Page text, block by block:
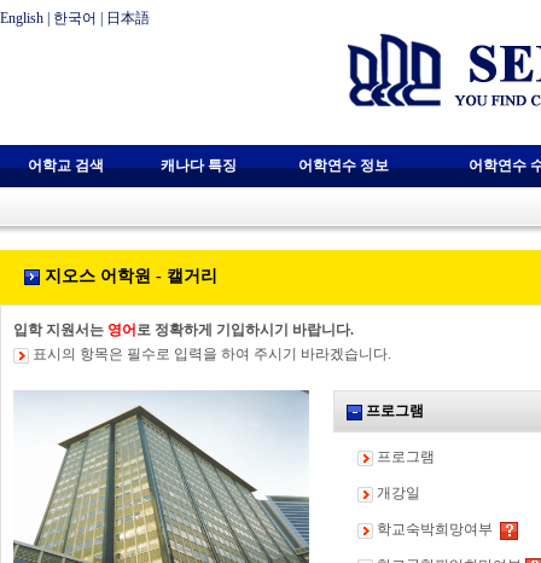
English 한국어 日本語
어학교 검색 캐나다 특징 어학연수 정보 어학연수
지오스 어학원 - 캘거리
입학 지원서는 영어 로 정확하게 기입하시기 바랍니다.
표시의 항목은 필수로 입력을 하여 주시기 바라겠습니다.
프로그램
프로그램
개강일
학교숙박희망여부